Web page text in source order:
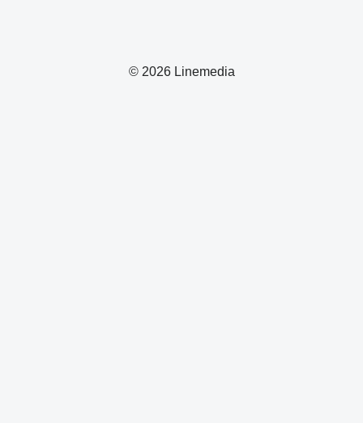
© 2026 Linemedia